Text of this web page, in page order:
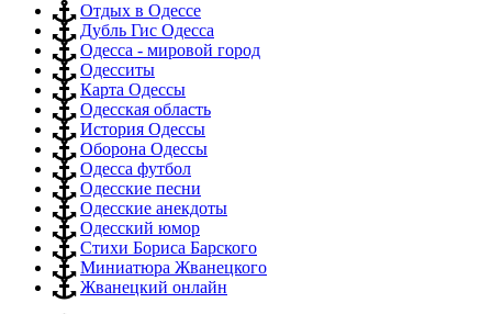
Отдых в Одессе
Дубль Гис Одесса
Одесса - мировой город
Одесситы
Карта Одессы
Одесская область
История Одессы
Оборона Одессы
Одесса футбол
Одесские песни
Одесские анекдоты
Одесский юмор
Стихи Бориса Барского
Миниатюра Жванецкого
Жванецкий онлайн